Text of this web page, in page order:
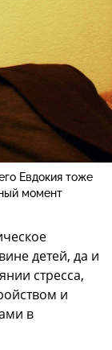
Евдокия тоже
момент
детей, да и
стресса,
и
в